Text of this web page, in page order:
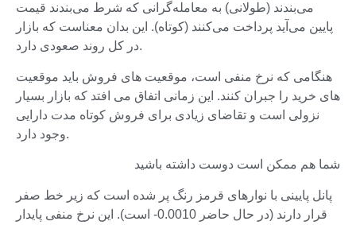
می‌بندند (طولانی) به معامله‌گرانی که شرط می‌بندند قیمت
پایین می‌آید پرداخت می‌کنند (کوتاه). این بدان معناست که بازار
در کل روند صعودی دارد.
هنگامی که نرخ منفی است، موقعیت های فروش باید موقعیت
های خرید را جبران کنند. این زمانی اتفاق می افتد که بازار بسیار
نزولی است و تقاضای زیادی برای فروش کوتاه مدت دارایی
وجود دارد.
شما هم ممکن است دوست داشته باشید
پانل پایینی با نوارهای قرمز رنگ پر شده است که زیر خط صفر
قرار دارند (در حال حاضر 0.0010- است). این نرخ منفی پایدار